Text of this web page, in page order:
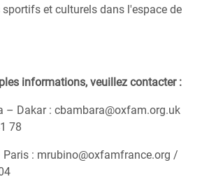
sportifs et culturels dans l'espace de
informations, veuillez contacter :
– Dakar : cbambara@oxfam.org.uk
78
: mrubino@oxfamfrance.org /